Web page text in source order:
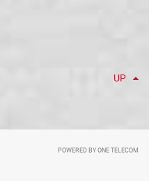
UP
POWERED BY ONE TELECOM